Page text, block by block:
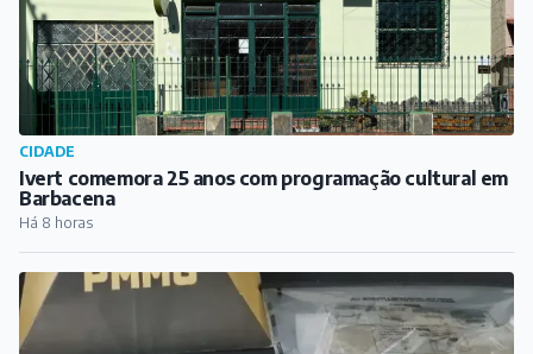
CIDADE
Ivert comemora 25 anos com programação cultural em
Barbacena
Há 8 horas